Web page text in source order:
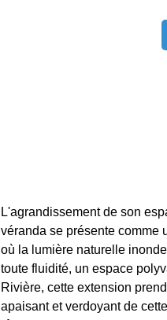
L'agrandissement de son
véranda se présente comme
où la lumière naturelle
toute fluidité, un espace
Rivière, cette extension
apaisant et verdoyant de